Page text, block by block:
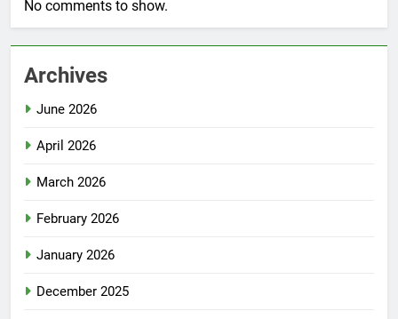
No comments to show.
Archives
June 2026
April 2026
March 2026
February 2026
January 2026
December 2025